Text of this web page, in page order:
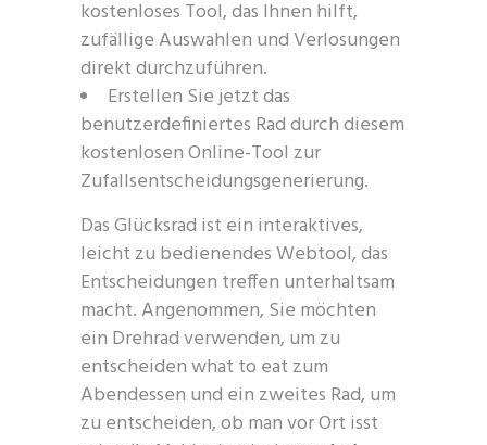
kostenloses Tool, das Ihnen hilft,
zufällige Auswahlen und Verlosungen
direkt durchzuführen.
Erstellen Sie jetzt das
benutzerdefiniertes Rad durch diesem
kostenlosen Online-Tool zur
Zufallsentscheidungsgenerierung.
Das Glücksrad ist ein interaktives,
leicht zu bedienendes Webtool, das
Entscheidungen treffen unterhaltsam
macht. Angenommen, Sie möchten
ein Drehrad verwenden, um zu
entscheiden what to eat zum
Abendessen und ein zweites Rad, um
zu entscheiden, ob man vor Ort isst